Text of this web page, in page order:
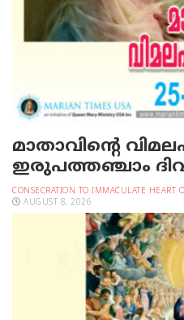
മാതാവിന്റെ
ഇരുപത്തഞ്ചാം
CONSECRATION TO IMMACULATE HEART
AUGUST 8, 2026